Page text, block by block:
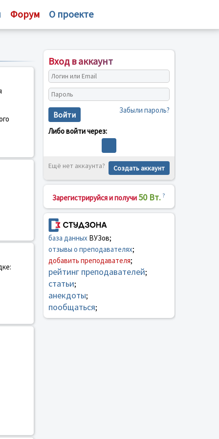
Форум О проекте
Вход в аккаунт
Войти Забыли пароль?
Либо войти через:
Ещё нет аккаунта? Создать аккаунт
Зарегистрируйся и получи 50 Вт. ?
база данныхВУЗов;
отзывы о преподавателях;
добавить преподавателя;
рейтинг преподавателей;
статьи;
анекдоты;
пообщаться;